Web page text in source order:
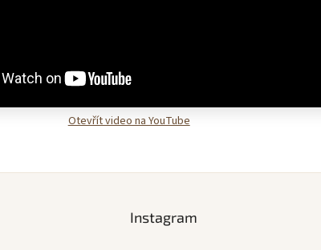
Otevřít video na YouTube
Instagram